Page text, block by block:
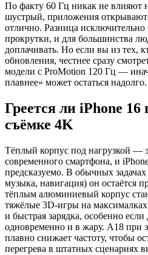
По факту 60 Гц никак не влияют
шустрый, приложения
отлично. Разница исключительно
прокрутки, и для большинства
доплачивать. Но если вы из тех,
обновления, честнее сразу
модели с ProMotion 120 Гц —
плавнее» может остаться надолго.
Греется ли iPhone 16
съёмке 4K
Тёплый корпус под нагрузкой —
современного смартфона, и
предсказуемо. В обычных
музыка, навигация) он остаётся
тёплым алюминиевый корпус
тяжёлые 3D-игры на
и быстрая зарядка, особенно если
одновременно и в жару. A18 при
плавно снижает частоту, чтобы
перегрева в штатных сценариях